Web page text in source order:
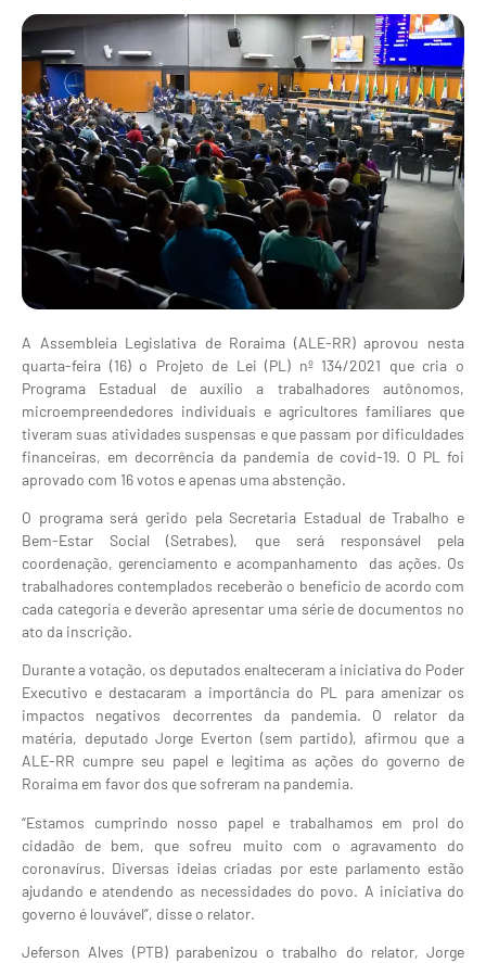
A Assembleia Legislativa de Roraima (ALE-RR) aprovou nesta
quarta-feira (16) o Projeto de Lei (PL) nº 134/2021 que cria o
Programa Estadual de auxílio a trabalhadores autônomos,
microempreendedores individuais e agricultores familiares que
tiveram suas atividades suspensas e que passam por dificuldades
financeiras, em decorrência da pandemia de covid-19. O PL foi
aprovado com 16 votos e apenas uma abstenção.
O programa será gerido pela Secretaria Estadual de Trabalho e
Bem-Estar Social (Setrabes), que será responsável pela
coordenação, gerenciamento e acompanhamento das ações. Os
trabalhadores contemplados receberão o benefício de acordo com
cada categoria e deverão apresentar uma série de documentos no
ato da inscrição.
Durante a votação, os deputados enalteceram a iniciativa do Poder
Executivo e destacaram a importância do PL para amenizar os
impactos negativos decorrentes da pandemia. O relator da
matéria, deputado Jorge Everton (sem partido), afirmou que a
ALE-RR cumpre seu papel e legitima as ações do governo de
Roraima em favor dos que sofreram na pandemia.
“Estamos cumprindo nosso papel e trabalhamos em prol do
cidadão de bem, que sofreu muito com o agravamento do
coronavírus. Diversas ideias criadas por este parlamento estão
ajudando e atendendo as necessidades do povo. A iniciativa do
governo é louvável”, disse o relator.
Jeferson Alves (PTB) parabenizou o trabalho do relator, Jorge